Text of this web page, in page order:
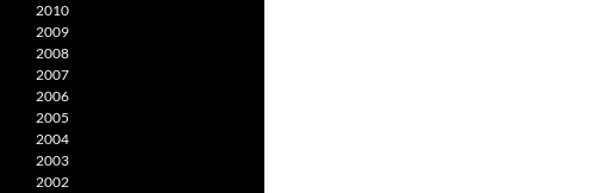
2010
2009
2008
2007
2006
2005
2004
2003
2002